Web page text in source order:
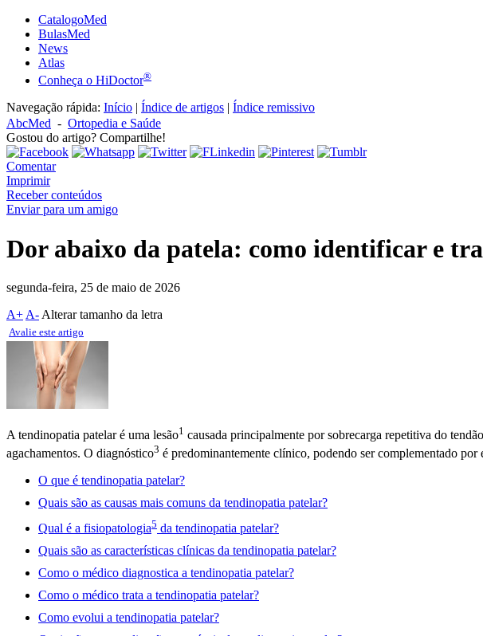
CatalogoMed
BulasMed
News
Atlas
Conheça o HiDoctor®
Navegação rápida: Início | Índice de artigos | Índice remissivo
AbcMed - Ortopedia e Saúde
Gostou do artigo? Compartilhe!
Comentar
Imprimir
Receber conteúdos
Enviar para um amigo
Dor abaixo da patela: como identificar e
segunda-feira, 25 de maio de 2026
A+ A- Alterar tamanho da letra
Avalie este artigo
A tendinopatia patelar é uma lesão1 causada principalmente por sobrecarga repetitiva do
agachamentos. O diagnóstico3 é predominantemente clínico, podendo ser complementado
O que é tendinopatia patelar?
Quais são as causas mais comuns da tendinopatia patelar?
Qual é a fisiopatologia5 da tendinopatia patelar?
Quais são as características clínicas da tendinopatia patelar?
Como o médico diagnostica a tendinopatia patelar?
Como o médico trata a tendinopatia patelar?
Como evolui a tendinopatia patelar?